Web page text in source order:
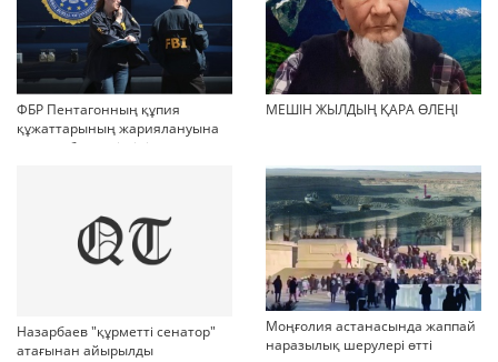
ФБР Пентагонның құпия
құжаттарының жариялануына
қатысы бар күдіктіні қамады
МЕШІН ЖЫЛДЫҢ ҚАРА ӨЛЕҢІ
Назарбаев "құрметті сенатор"
атағынан айырылды
Моңғолия астанасында жаппай
наразылық шерулері өтті